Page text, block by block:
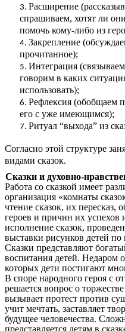
Расширение
спрашиваем, хотят ли
помочь кому-либо из
Закрепление
прочитанное);
Интеграция
говорим в каких
использовать);
Рефлексия (обобщаем
его с уже имеющимся);
Ритуал “выхода” из
Согласно этой структуре
видами сказок.
Сказки и духовно-
Работа со сказкой имеет
организация «комнаты
чтение сказок, их пересказ,
героев и причин их успехов
исполнение сказок,
выставки рисунков детей
Сказки представляют
воспитания детей. Недаром
которых дети постигают
В споре народного героя с
решается вопрос о
вызывает протест против
учит мечтать, заставляет
будущее человечества.